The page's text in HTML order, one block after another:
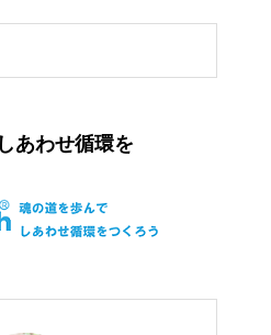
あわせ循環を